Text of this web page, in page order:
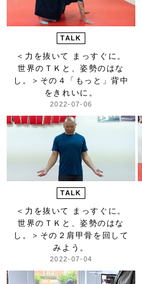
TALK
＜力を抜いて まっすぐに。
世界のＴＫと、姿勢のはな
し。＞ その４「もっと」背中
をきれいに。
2022-07-06
TALK
＜力を抜いて まっすぐに。
世界のＴＫと、姿勢のはな
し。＞ その２肩甲骨を回して
みよう。
2022-07-04